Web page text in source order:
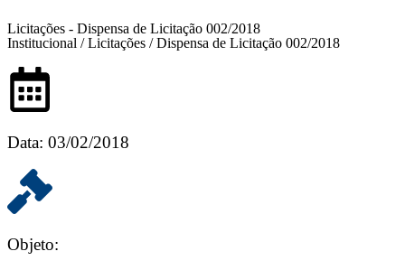
Licitações - Dispensa de Licitação 002/2018
Institucional / Licitações / Dispensa de Licitação 002/2018
Data: 03/02/2018
Objeto: